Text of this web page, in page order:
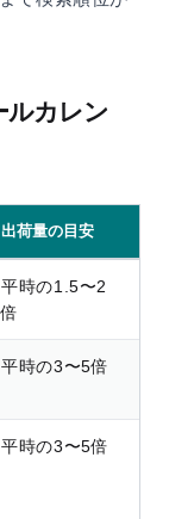
ルカレン
出荷量の目安
平時の1.5〜2
倍
平時の3〜5倍
平時の3〜5倍